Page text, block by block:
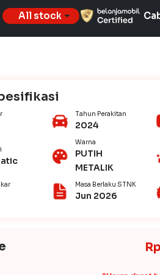
All stock
Tahun Perakitan
2024
Warna
PUTIH
METALIK
Masa Berlaku STNK
Jun 2026